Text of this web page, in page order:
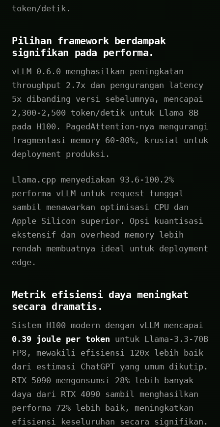
token/detik.
Pilihan framework berdampak
signifikan pada performa.
vLLM 0.6.0 menghasilkan peningkatan
throughput 2.7x dan pengurangan latency
5x dibanding versi sebelumnya, mencapai
2,300-2,500 token/detik untuk Llama 8B
pada H100. PagedAttention-nya mengurangi
fragmentasi memory 60-80%, krusial untuk
deployment produksi.
Llama.cpp menyediakan 93.6-100.2%
performa vLLM untuk request tunggal
sambil menawarkan optimisasi CPU dan
Apple Silicon superior. Opsi kuantisasi
ekstensif dan overhead memory lebih
rendah membuatnya ideal untuk deployment
edge.
Metrik efisiensi daya meningkat
secara dramatis.
Sistem H100 modern dengan vLLM mencapai
0.39 joule per token untuk Llama-3.3-70B
FP8, mewakili efisiensi 120x lebih baik
dari estimasi ChatGPT yang umum dikutip.
RTX 5090 mengonsumsi 28% lebih banyak
daya dari RTX 4090 sambil menghasilkan
performa 72% lebih baik, meningkatkan
efisiensi keseluruhan secara signifikan.